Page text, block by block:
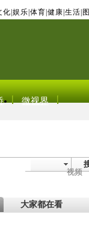
化 娱乐 体育 健康 生活
微视界
视频
大家都在看